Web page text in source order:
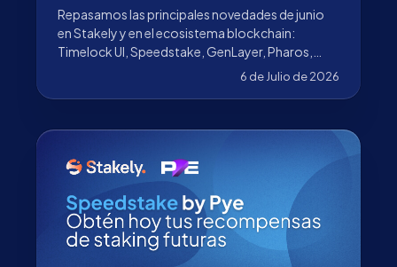
Repasamos las principales novedades de junio
en Stakely y en el ecosistema blockchain:
Timelock UI, Speedstake, GenLayer, Pharos,
Ethereum, Solana, Sui y The DATA Foundation.
6 de Julio de 2026